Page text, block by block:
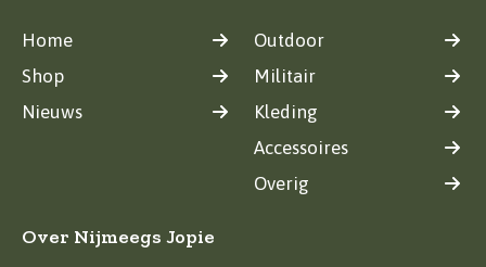
Home
Shop
Nieuws
Outdoor
Militair
Kleding
Accessoires
Overig
Over Nijmeegs Jopie